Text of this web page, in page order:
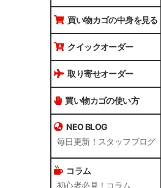
買い物カゴの中身を見る
クイックオーダー
取り寄せオーダー
買い物カゴの使い方
NEO BLOG
毎日更新！スタッフブログ
コラム
初心者必見！コラム